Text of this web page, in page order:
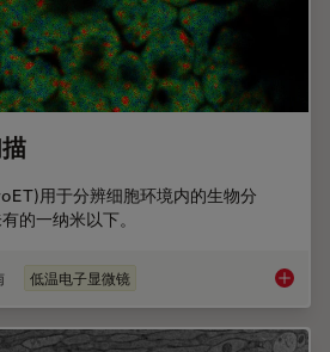
用于分辨细胞环境内的生物分
的一纳米以下。
低温电子显微镜 冷冻电